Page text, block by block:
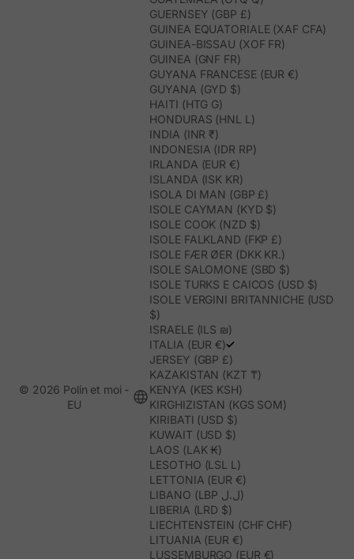
GUERNSEY (GBP £)
GUINEA EQUATORIALE (XAF CFA)
GUINEA-BISSAU (XOF FR)
GUINEA (GNF FR)
GUYANA FRANCESE (EUR €)
GUYANA (GYD $)
HAITI (HTG G)
HONDURAS (HNL L)
INDIA (INR ₹)
INDONESIA (IDR RP)
IRLANDA (EUR €)
ISLANDA (ISK KR)
ISOLA DI MAN (GBP £)
ISOLE CAYMAN (KYD $)
ISOLE COOK (NZD $)
ISOLE FALKLAND (FKP £)
ISOLE FÆR ØER (DKK KR.)
ISOLE SALOMONE (SBD $)
ISOLE TURKS E CAICOS (USD $)
ISOLE VERGINI BRITANNICHE (USD
$)
ISRAELE (ILS ₪)
ITALIA (EUR €)
JERSEY (GBP £)
KAZAKISTAN (KZT ₸)
KENYA (KES KSH)
KIRGHIZISTAN (KGS SOM)
KIRIBATI (USD $)
KUWAIT (USD $)
LAOS (LAK ₭)
LESOTHO (LSL L)
LETTONIA (EUR €)
LIBANO (LBP ل.ل)
LIBERIA (LRD $)
LIECHTENSTEIN (CHF CHF)
LITUANIA (EUR €)
LUSSEMBURGO (EUR €)
© 2026 Polín et moi -
EU